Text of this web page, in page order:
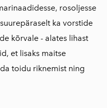
rosoljesse
ka vorstide
kõrvale - alates lihast
et lisaks maitse
toidu riknemist ning